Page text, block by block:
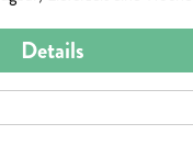
die breit gefächerte 8-
– damit wird jede
zum Spaziergang.
Details